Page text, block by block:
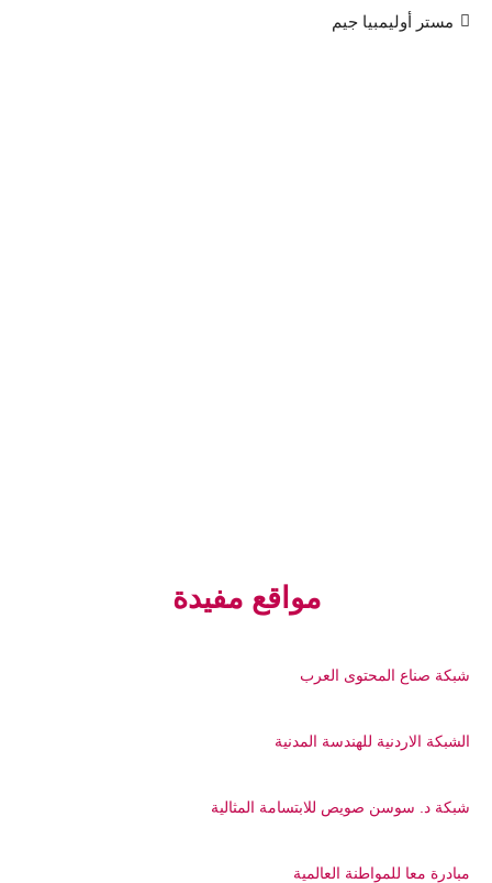
مستر أوليمبيا جيم
مواقع مفيدة
شبكة صناع المحتوى العرب
الشبكة الاردنية للهندسة المدنية
شبكة د. سوسن صويص للابتسامة المثالية
مبادرة معا للمواطنة العالمية